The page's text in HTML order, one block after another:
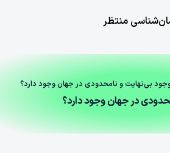
منتظر
بی‌نهایت‌ و نامحدودی در جهان وجود دارد؟
در جهان وجود دارد؟